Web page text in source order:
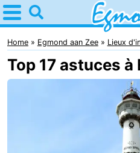
Home
Egmond
aan
Astuces
Home Egmond aan Zee Lieux
Top 17 astuces à